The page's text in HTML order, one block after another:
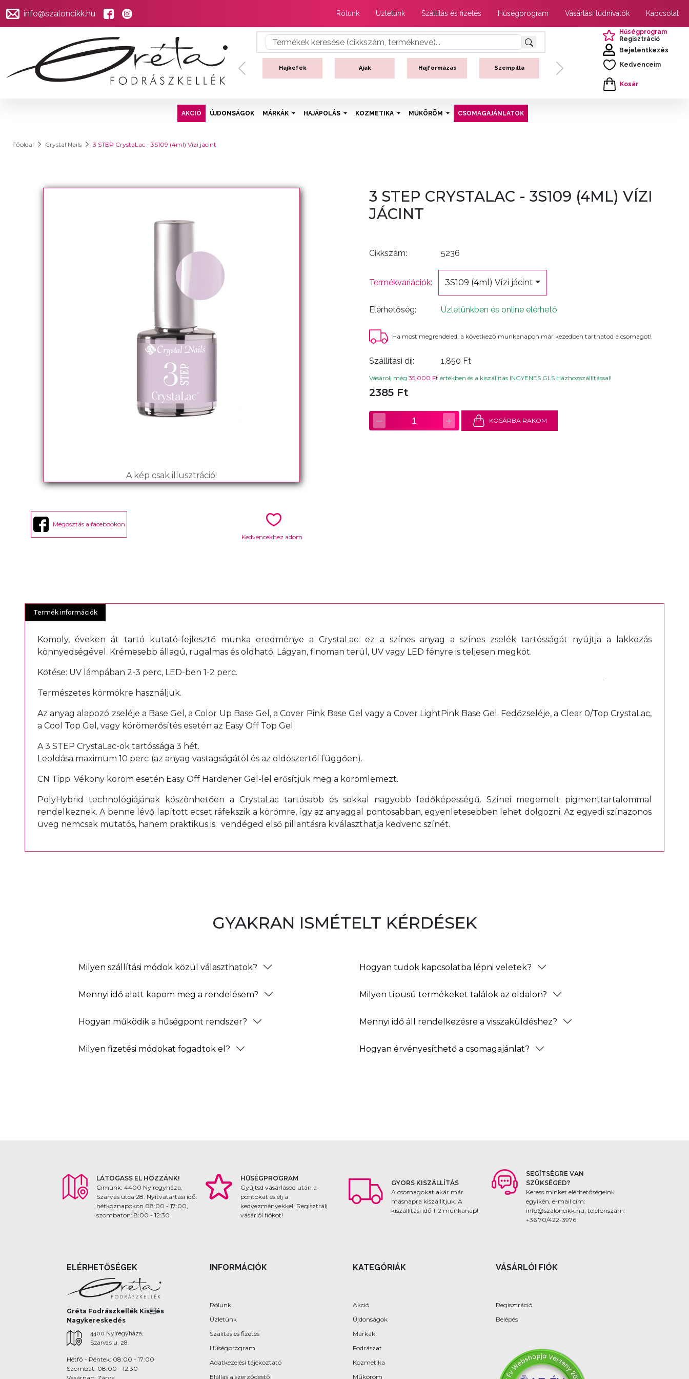
info@szaloncikk.hu Rólunk Üzletünk Szállítás és fizetés Hűségprogram Vásárlási tudnivalók Kapcsolat
Hajkefék Ajak Hajformázás Szempilla
Previous Next
Hűségprogram
Regisztráció
Bejelentkezés
Kedvenceim
Kosár
AKCIÓ ÚJDONSÁGOK MÁRKÁK HAJÁPOLÁS KOZMETIKA MŰKÖRÖM CSOMAGAJÁNLATOK
Főoldal Crystal Nails 3 STEP CrystaLac - 3S109 (4ml) Vízi jácint
A kép csak illusztráció!
Megosztás a facebookon
Kedvencekhez adom
3 STEP CRYSTALAC - 3S109 (4ML) VÍZI
JÁCINT
Cikkszám: 5236
Termékvariációk: 3S109 (4ml) Vízi jácint
Elérhetőség: Üzletünkben és online elérhető
Ha most megrendeled, a következő munkanapon már kezedben tarthatod a csomagot!
Szállítási díj: 1,850 Ft
Vásárolj még 35,000 Ft értékben és a kiszállítás INGYENES GLS Házhozszállítással!
2385 Ft
− 1 + KOSÁRBA RAKOM
Termék információk
Komoly, éveken át tartó kutató-fejlesztő munka eredménye a CrystaLac: ez a színes anyag a színes zselék tartósságát nyújtja a lakkozás
könnyedségével. Krémesebb állagú, rugalmas és oldható. Lágyan, finoman terül, UV vagy LED fényre is teljesen megköt.
Kötése: UV lámpában 2-3 perc, LED-ben 1-2 perc.
Természetes körmökre használjuk.
Az anyag alapozó zseléje a Base Gel, a Color Up Base Gel, a Cover Pink Base Gel vagy a Cover LightPink Base Gel. Fedőzseléje, a Clear 0/Top CrystaLac,
a Cool Top Gel, vagy körömerősítés esetén az Easy Off Top Gel.
A 3 STEP CrystaLac-ok tartóssága 3 hét.
Leoldása maximum 10 perc (az anyag vastagságától és az oldószertől függően).
CN Tipp: Vékony köröm esetén Easy Off Hardener Gel-lel erősítjük meg a körömlemezt.
PolyHybrid technológiájának köszönhetően a CrystaLac tartósabb és sokkal nagyobb fedőképességű. Színei megemelt pigmenttartalommal
rendelkeznek. A benne lévő lapított ecset ráfekszik a körömre, így az anyaggal pontosabban, egyenletesebben lehet dolgozni. Az egyedi színazonos
üveg nemcsak mutatós, hanem praktikus is: vendéged első pillantásra kiválaszthatja kedvenc színét.
GYAKRAN ISMÉTELT KÉRDÉSEK
Milyen szállítási módok közül választhatok?
Mennyi idő alatt kapom meg a rendelésem?
Hogyan működik a hűségpont rendszer?
Milyen fizetési módokat fogadtok el?
Hogyan tudok kapcsolatba lépni veletek?
Milyen típusú termékeket találok az oldalon?
Mennyi idő áll rendelkezésre a visszaküldéshez?
Hogyan érvényesíthető a csomagajánlat?
LÁTOGASS EL HOZZÁNK!
Címünk: 4400 Nyíregyháza,
Szarvas utca 28. Nyitvatartási idő:
hétköznapokon 08:00 - 17:00,
szombaton: 8:00 - 12:30
HŰSÉGPROGRAM
Gyűjtsd vásárlásod után a
pontokat és élj a
kedvezményekkel! Regisztrálj
vásárlói fiókot!
GYORS KISZÁLLÍTÁS
A csomagokat akár már
másnapra kiszállítjuk. A
kiszállítási idő 1-2 munkanap!
SEGÍTSÉGRE VAN
SZÜKSÉGED?
Keress minket elérhetőségeink
egyikén, e-mail cím:
info@szaloncikk.hu, telefonszám:
+36 70/422-3976
ELÉRHETŐSÉGEK
Gréta Fodrászkellék Kisés
Nagykereskedés
4400 Nyíregyháza,
Szarvas u. 28.
Hétfő - Péntek: 08:00 - 17:00
Szombat: 08:00 - 12:30
INFORMÁCIÓK
Rólunk
Üzletünk
Szálítás és fizetés
Hűségprogram
Adatkezelési tájékoztató
Elállás a szerződéstől
KATEGÓRIÁK
Akció
Újdonságok
Márkák
Fodrászat
Kozmetika
Műköröm
VÁSÁRLÓI FIÓK
Regisztráció
Belépés